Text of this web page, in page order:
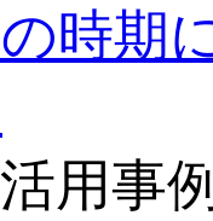
時期
用事